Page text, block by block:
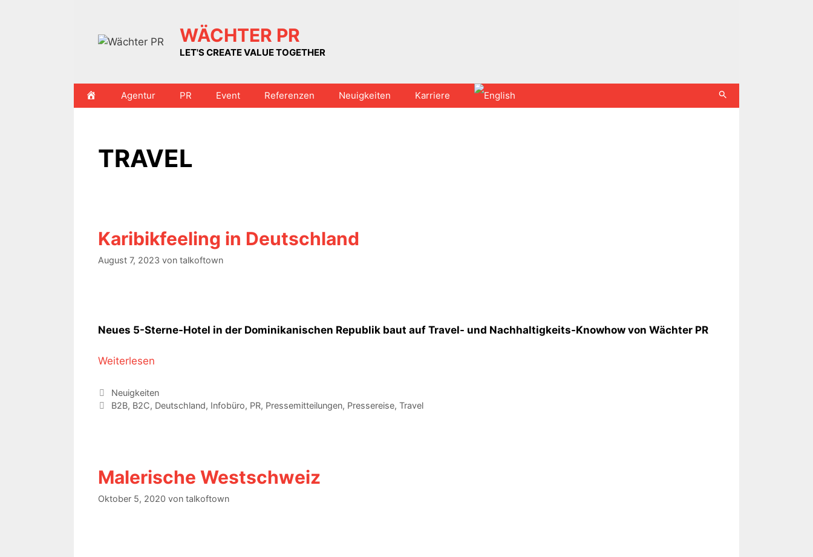
WÄCHTER PR
LET'S CREATE VALUE TOGETHER
HOMEAgentur PR Event Referenzen Neuigkeiten Karriere
TRAVEL
Karibikfeeling in Deutschland
August 7, 2023 von talkoftown
Neues 5-Sterne-Hotel in der Dominikanischen Republik baut auf Travel- und Nachhaltigkeits-Knowhow von Wächter PR
Weiterlesen
Kategorien
Neuigkeiten
Schlagwörter
B2B, B2C, Deutschland, Infobüro, PR, Pressemitteilungen, Pressereise, Travel
Malerische Westschweiz
Oktober 5, 2020 von talkoftown